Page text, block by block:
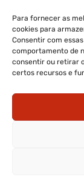
Para fornecer as
cookies para
Consentir com
comportamento de
consentir ou retirar
certos recursos e
POLÍTICA DE
TERMOS DE
TERMOS E
APP A VOZ
APP